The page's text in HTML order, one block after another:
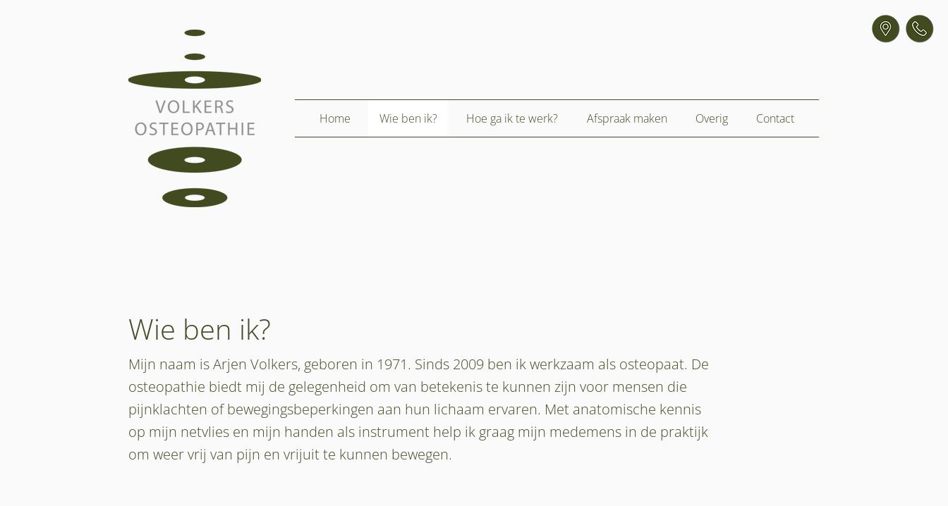
Home Wie ben ik? Hoe ga ik te werk? Afspraak maken Overig Contact
Wie ben ik?
Mijn naam is Arjen Volkers, geboren in 1971. Sinds 2009 ben ik werkzaam als osteopaat. De
osteopathie biedt mij de gelegenheid om van betekenis te kunnen zijn voor mensen die
pijnklachten of bewegingsbeperkingen aan hun lichaam ervaren. Met anatomische kennis
op mijn netvlies en mijn handen als instrument help ik graag mijn medemens in de praktijk
om weer vrij van pijn en vrijuit te kunnen bewegen.